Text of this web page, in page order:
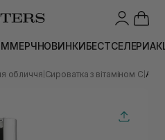
МЕРЧНОВИНКИБЕСТСЕЛЕРИ
обличчя Сироватка з вітаміном С